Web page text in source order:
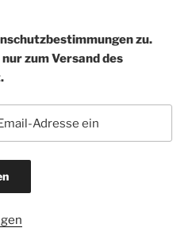
zu.
zum Versand des